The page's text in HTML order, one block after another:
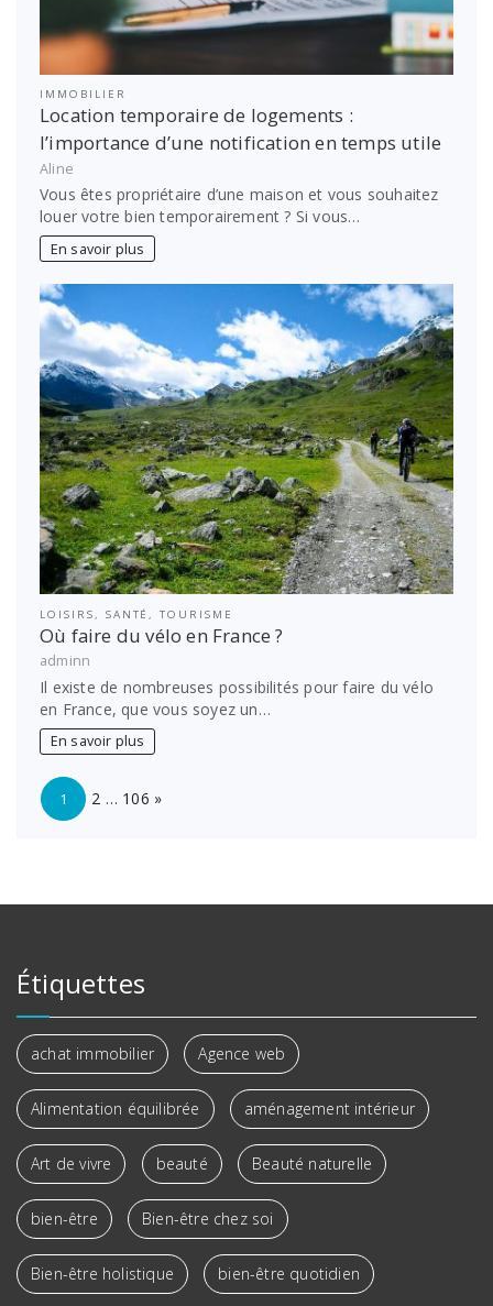
IMMOBILIER
Location temporaire de logements :
l’importance d’une notification en temps utile
Aline
Vous êtes propriétaire d’une maison et vous souhaitez
louer votre bien temporairement ? Si vous…
En savoir plus
LOISIRS, SANTÉ,TOURISME
Où faire du vélo en France ?
adminn
Il existe de nombreuses possibilités pour faire du vélo
en France, que vous soyez un…
En savoir plus
Page:
1 2 … 106 »
Étiquettes
achat immobilier Agence web
Alimentation équilibrée aménagement intérieur
Art de vivre beauté Beauté naturelle
bien-être Bien-être chez soi
Bien-être holistique bien-être quotidien